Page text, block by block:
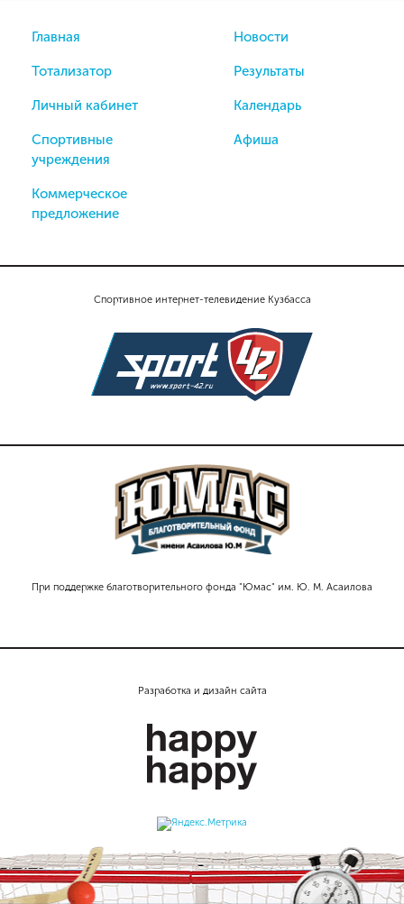
Спортивное интернет-телевидение Кузбасса
При поддержке благотворительного фонда "Юмас" им. Ю. М. Асаилова
Главная
Тотализатор
Личный кабинет
Спортивные
учреждения
Коммерческое
предложение
Новости
Результаты
Календарь
Афиша
Разработка и дизайн сайта